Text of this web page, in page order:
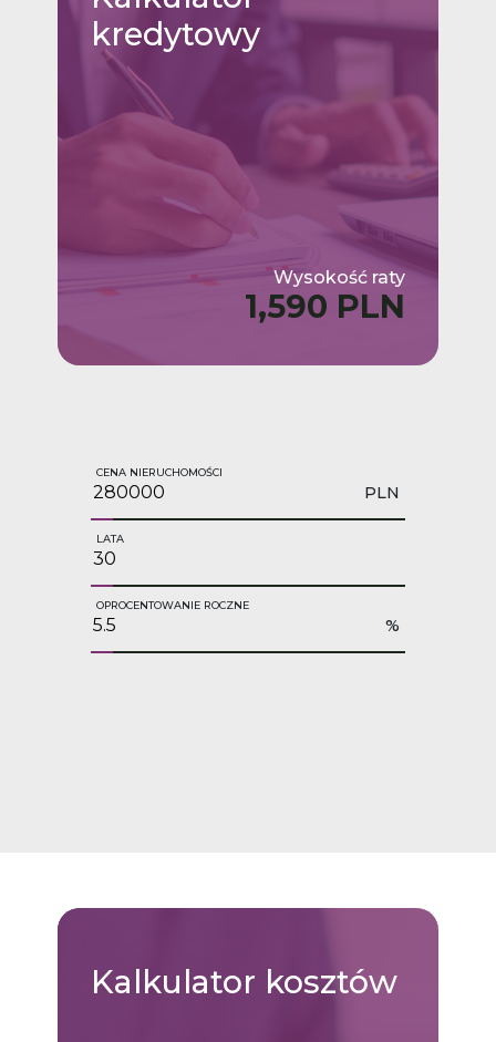
kredytowy
Wysokość raty
1,590 PLN
CENA NIERUCHOMOŚCI
PLN
LATA
OPROCENTOWANIE ROCZNE
%
Kalkulator kosztów